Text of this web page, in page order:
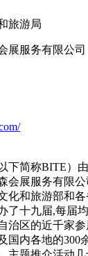
旅游局
展服务有限公司
下简称BITE）
会展服务有限
化和旅游部和
了十九届,每届
治区的近千家
国内各地的300